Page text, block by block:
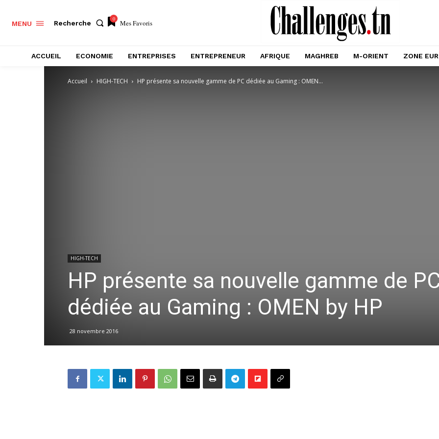
MENU Recherche
0 Mes Favoris
ACCUEIL ECONOMIE ENTREPRISES ENTREPRENEUR AFRIQUE MAGHREB M-ORIENT ZONE
Accueil HIGH-TECH HP présente sa nouvelle gamme de PC dédiée au Gaming : OMEN...
HIGH-TECH
HP présente sa nouvelle gamme de
dédiée au Gaming : OMEN by HP
28 novembre 2016